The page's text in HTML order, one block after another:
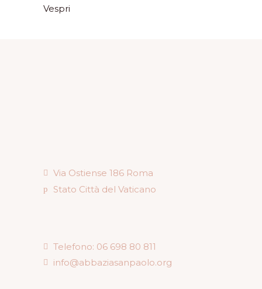
Vespri
Via Ostiense 186 Roma
Stato Città del Vaticano
Telefono: 06 698 80 811
info@abbaziasanpaolo.org